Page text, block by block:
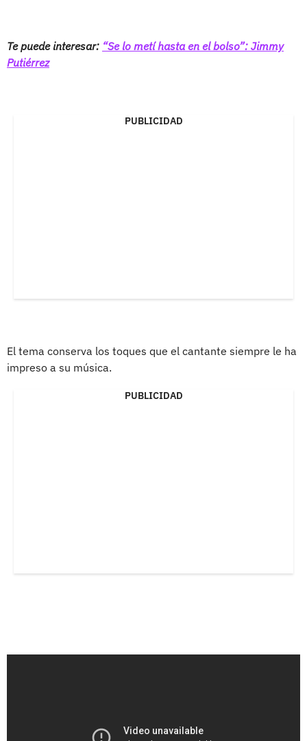
Te puede interesar: “Se lo metí hasta en el bolso”: Jimmy
Putiérrez
PUBLICIDAD
El tema conserva los toques que el cantante siempre le ha
impreso a su música.
PUBLICIDAD